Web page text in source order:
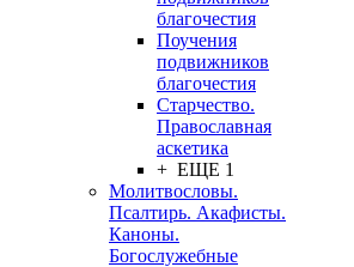
благочестия
Поучения
подвижников
благочестия
Старчество.
Православная
аскетика
+ ЕЩЕ 1
Молитвословы.
Псалтирь. Акафисты.
Каноны.
Богослужебные